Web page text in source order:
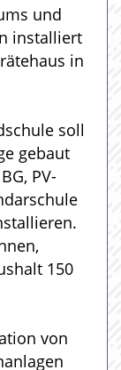
und
installiert
in
soll
gebaut
PV-
150
von